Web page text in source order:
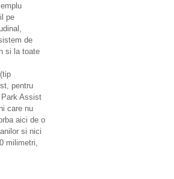
pe
de
si la toate
pentru
Assist
care nu
aici de o
si nici
milimetri,